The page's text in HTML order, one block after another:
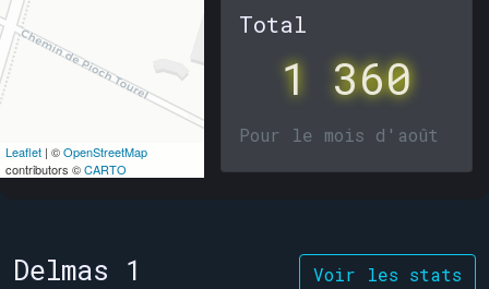
Leaflet | ©OpenStreetMap
contributors ©CARTO
Total
1 360
Pour le mois d'août
Voir les stats
Delmas 1